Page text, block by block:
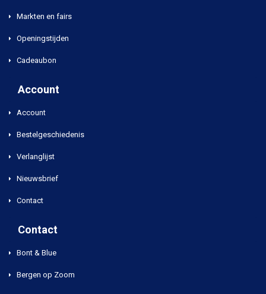
Markten en fairs
Openingstijden
Cadeaubon
Account
Account
Bestelgeschiedenis
Verlanglijst
Nieuwsbrief
Contact
Contact
Bont & Blue
Bergen op Zoom